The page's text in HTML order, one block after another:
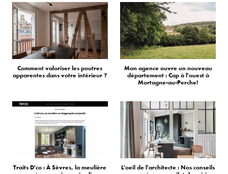
Comment valoriser les poutres
apparentes dans votre intérieur ?
Mon agence ouvre un nouveau
département : Cap à l'ouest à
Mortagne-au-Perche!
Traits D'co : À Sèvres, la meulière
L'oeil de l'architecte : Nos conseils